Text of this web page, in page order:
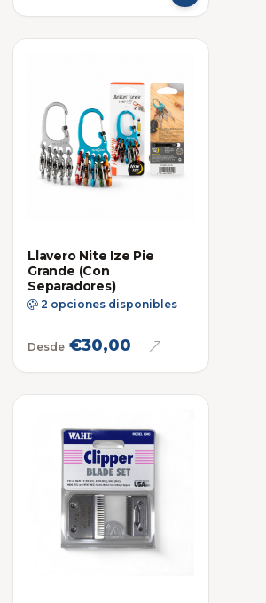
Llavero Nite Ize Pie
Grande (Con
Separadores)
2 opciones disponibles
Desde €30,00